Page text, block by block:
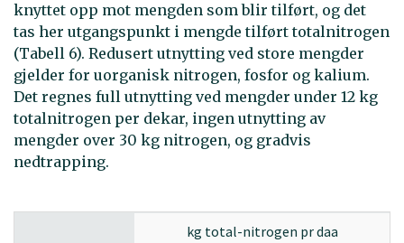
knyttet opp mot mengden som blir tilført, og det
tas her utgangspunkt i mengde tilført totalnitrogen
(Tabell 6). Redusert utnytting ved store mengder
gjelder for uorganisk nitrogen, fosfor og kalium.
Det regnes full utnytting ved mengder under 12 kg
totalnitrogen per dekar, ingen utnytting av
mengder over 30 kg nitrogen, og gradvis
nedtrapping.
kg total-nitrogen pr daa